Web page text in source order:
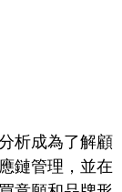
析成為了解顧
鏈管理，並在